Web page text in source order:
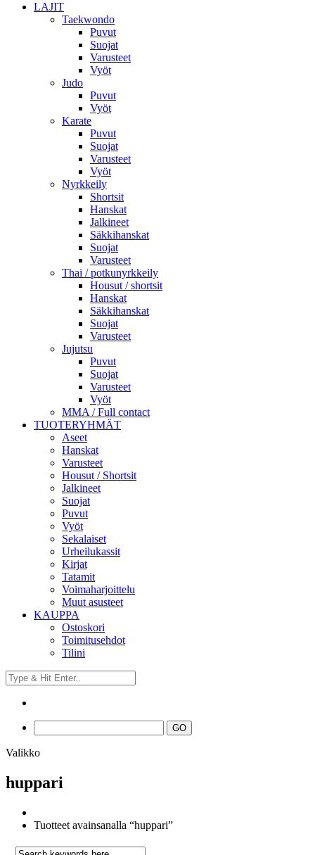
LAJIT
Taekwondo
Puvut
Suojat
Varusteet
Vyöt
Judo
Puvut
Vyöt
Karate
Puvut
Suojat
Varusteet
Vyöt
Nyrkkeily
Shortsit
Hanskat
Jalkineet
Säkkihanskat
Suojat
Varusteet
Thai / potkunyrkkeily
Housut / shortsit
Hanskat
Säkkihanskat
Suojat
Varusteet
Jujutsu
Puvut
Suojat
Varusteet
Vyöt
MMA / Full contact
TUOTERYHMÄT
Aseet
Hanskat
Varusteet
Housut / Shortsit
Jalkineet
Suojat
Puvut
Vyöt
Sekalaiset
Urheilukassit
Kirjat
Tatamit
Voimaharjoittelu
Muut asusteet
KAUPPA
Ostoskori
Toimitusehdot
Tilini
Valikko
huppari
Tuotteet avainsanalla “huppari”